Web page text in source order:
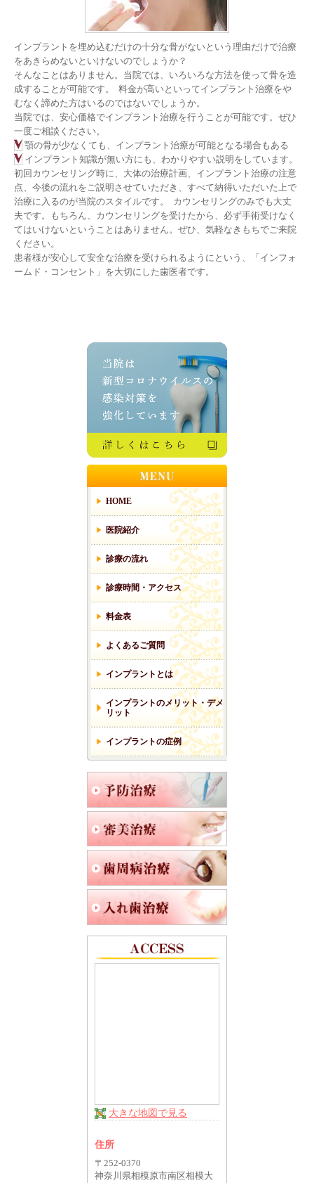
インプラントを埋め込むだけの十分な骨がないという理由だけで治療
をあきらめないといけないのでしょうか？
そんなことはありません。当院では、いろいろな方法を使って骨を造
成することが可能です。  料金が高いといってインプラント治療をや
むなく諦めた方はいるのではないでしょうか。
当院では、安心価格でインプラント治療を行うことが可能です。ぜひ
一度ご相談ください。
顎の骨が少なくても、インプラント治療が可能となる場合もある
インプラント知識が無い方にも、わかりやすい説明をしています。
初回カウンセリング時に、大体の治療計画、インプラント治療の注意
点、今後の流れをご説明させていただき、すべて納得いただいた上で
治療に入るのが当院のスタイルです。  カウンセリングのみでも大丈
夫です。もちろん、カウンセリングを受けたから、必ず手術受けなく
てはいけないということはありません。ぜひ、気軽なきもちでご来院
ください。
患者様が安心して安全な治療を受けられるようにという、「インフォ
ームド・コンセント」を大切にした歯医者です。
HOME
医院紹介
診療の流れ
診療時間・アクセス
料金表
よくあるご質問
インプラントとは
インプラントのメリット・デメ
リット
インプラントの症例
大きな地図で見る
住所
〒252-0370
神奈川県相模原市南区相模大